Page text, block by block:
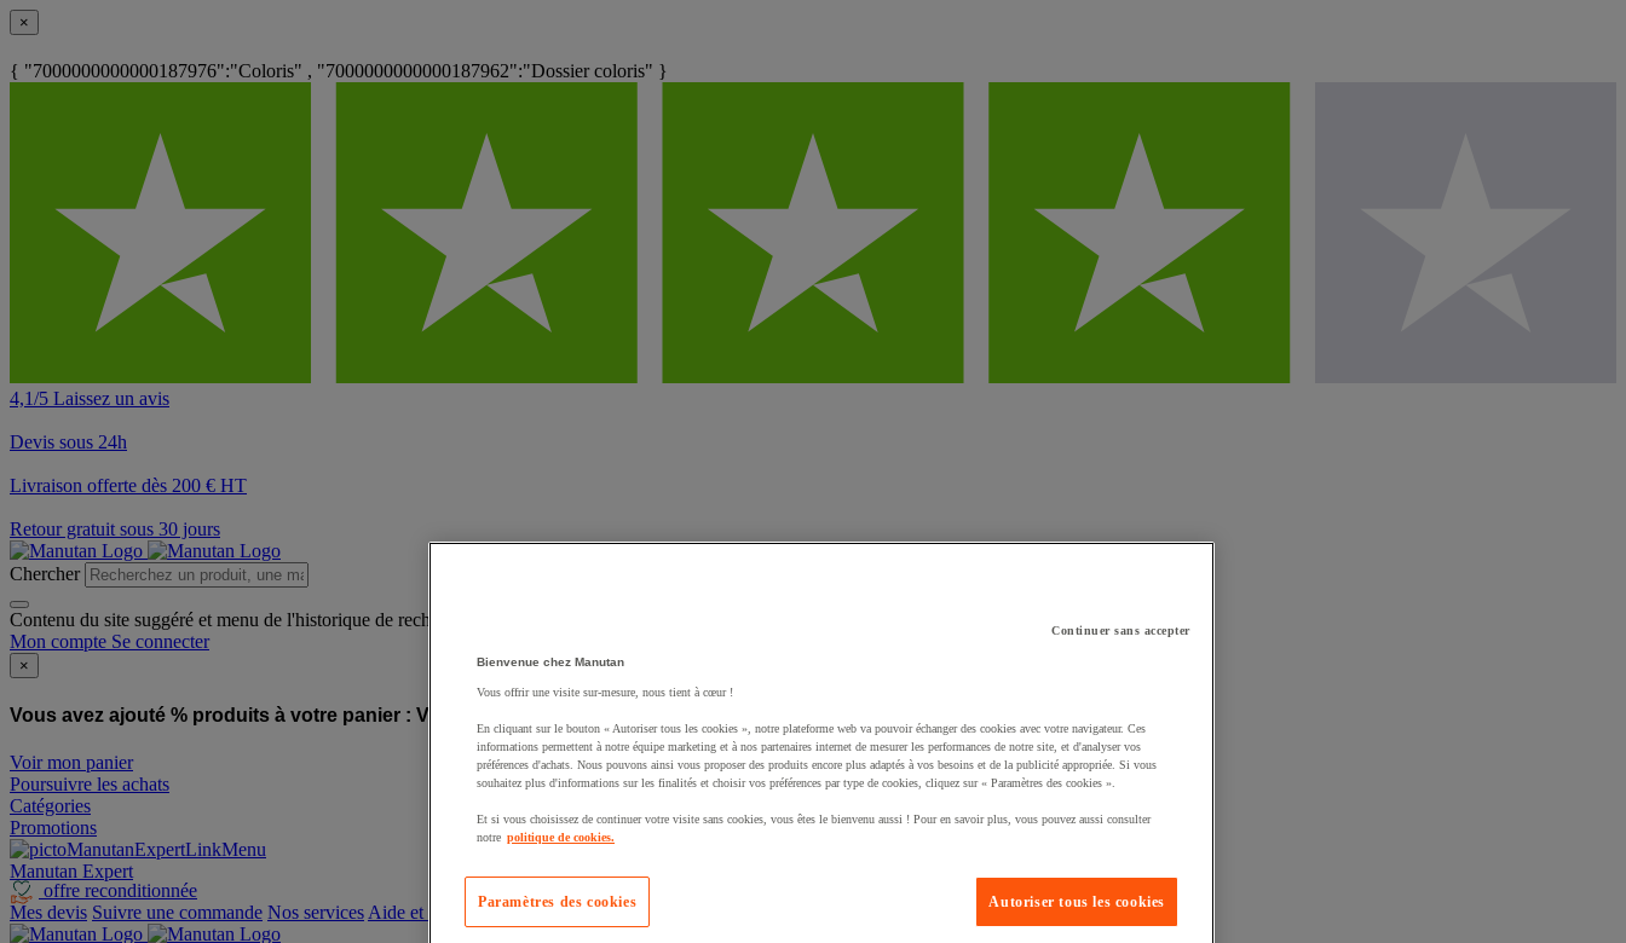
×
{ "7000000000000187976":"Coloris" , "7000000000000187962":"Dossier coloris" }
4,1/5 Laissez un avis
Devis sous 24h
Livraison offerte dès 200 € HT
Retour gratuit sous 30 jours
Chercher
Contenu du site suggéré et menu de l'historique de recherche
Mon compte Se connecter
×
Vous avez ajouté % produits à votre panier : Vous avez ajouté un produit à votre panier :
Voir mon panier
Poursuivre les achats
Catégories
Promotions
Manutan Expert
offre reconditionnée
Mes devis Suivre une commande Nos services Aide et contact
Continuer sans accepter
Bienvenue chez Manutan
Vous offrir une visite sur-mesure, nous tient à cœur !
En cliquant sur le bouton « Autoriser tous les cookies », notre plateforme web va pouvoir échanger des cookies avec votre navigateur. Ces
informations permettent à notre équipe marketing et à nos partenaires internet de mesurer les performances de notre site, et d'analyser vos
préférences d'achats. Nous pouvons ainsi vous proposer des produits encore plus adaptés à vos besoins et de la publicité appropriée. Si vous
souhaitez plus d'informations sur les finalités et choisir vos préférences par type de cookies, cliquez sur « Paramètres des cookies ».
Et si vous choisissez de continuer votre visite sans cookies, vous êtes le bienvenu aussi ! Pour en savoir plus, vous pouvez aussi consulter
notre politique de cookies.
Autoriser tous les cookies
Paramètres des cookies